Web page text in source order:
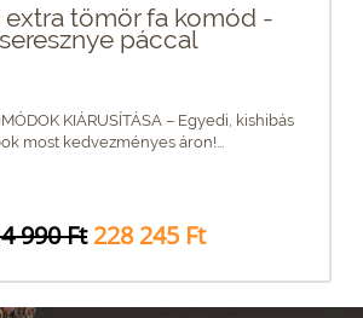
extra tömör fa komód -
páccal
KIÁRUSÍTÁSA – Egyedi, kishibás
most kedvezményes áron!...
990 Ft 228 245 Ft